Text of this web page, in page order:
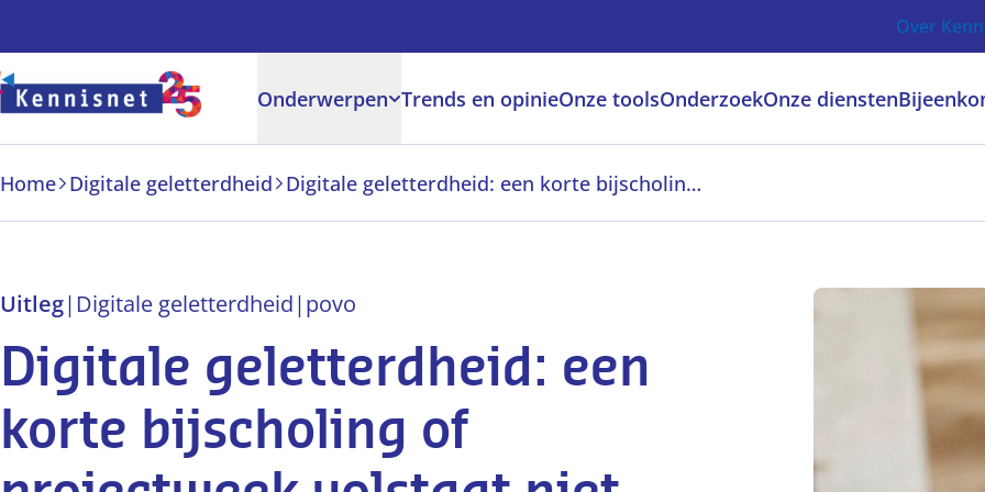
Over
Onderwerpen Trends en opinieOnze toolsOnderzoekOnze diensten
Home Digitale geletterdheid Digitale geletterdheid: een korte bijscholing of projectweek volstaat niet meer
Uitleg| Digitale geletterdheid|povo
Digitale geletterdheid: een
korte bijscholing of